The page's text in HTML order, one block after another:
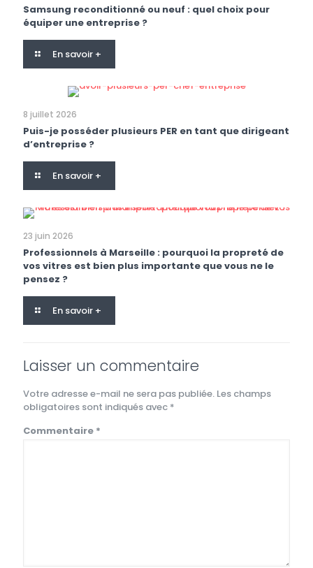
Samsung reconditionné ou neuf : quel choix pour
équiper une entreprise ?
En savoir +
8 juillet 2026
Puis-je posséder plusieurs PER en tant que dirigeant
d’entreprise ?
En savoir +
23 juin 2026
Professionnels à Marseille : pourquoi la propreté de
vos vitres est bien plus importante que vous ne le
pensez ?
En savoir +
Laisser un commentaire
Votre adresse e-mail ne sera pas publiée. Les champs
obligatoires sont indiqués avec *
Commentaire *